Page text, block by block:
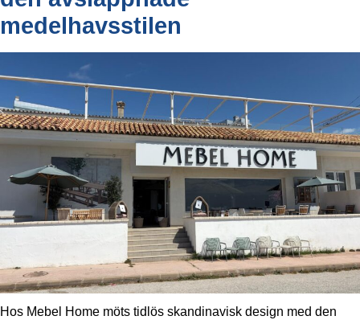
medelhavsstilen
Hos Mebel Home möts tidlös skandinavisk design med den